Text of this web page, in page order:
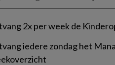
2x per week de
iedere zondag het